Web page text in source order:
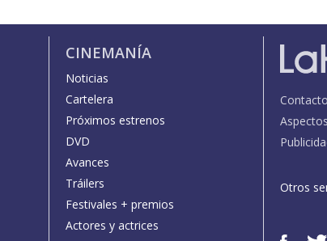
CINEMANÍA
Noticias
Cartelera
Próximos estrenos
DVD
Avances
Tráilers
Festivales + premios
Actores y actrices
Contacto
Otros